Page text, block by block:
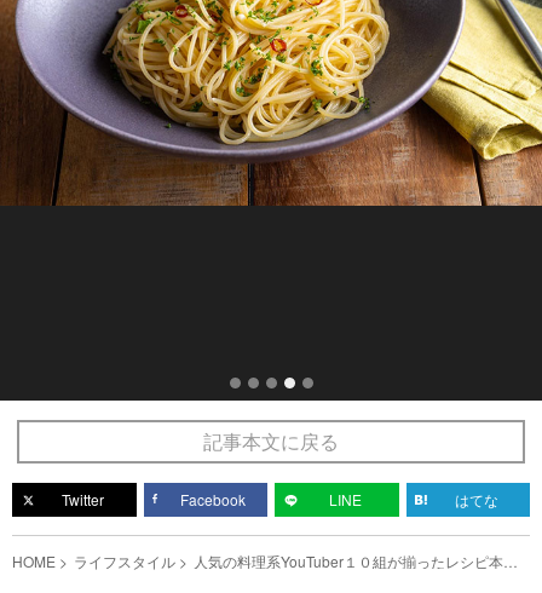
記事本文に戻る
Twitter Facebook LINE はてな
HOME ライフスタイル 人気の料理系YouTuber１０組が揃ったレシピ本が